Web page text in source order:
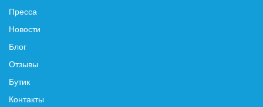
Пресса
Новости
Блог
Отзывы
Бутик
Контакты